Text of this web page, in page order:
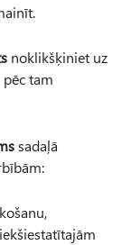
noklikšķiniet uz
pēc tam
sadaļā